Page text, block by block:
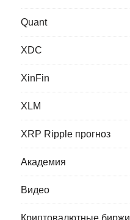
Quant
XDC
XinFin
XLM
XRP Ripple прогноз
Академия
Видео
Криптовалютные биржи